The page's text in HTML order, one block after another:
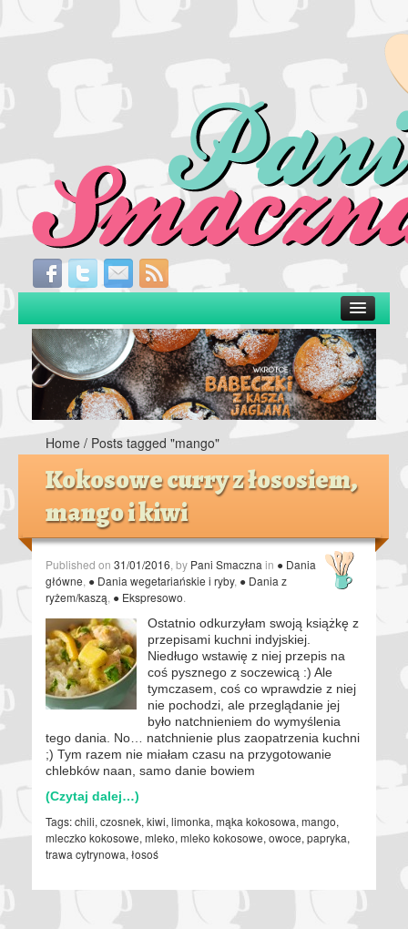
Home / Posts tagged "mango"
Kokosowe curry z łososiem,
mango i kiwi
Published on 31/01/2016 , by Pani Smaczna in ● Dania
główne ● Dania wegetariańskie i ryby, ● Dania z
ryżem/kaszą ● Ekspresowo
Ostatnio odkurzyłam swoją książkę z
przepisami kuchni indyjskiej.
Niedługo wstawię z niej przepis na
coś pysznego z soczewicą :) Ale
tymczasem, coś co wprawdzie z niej
nie pochodzi, ale przeglądanie jej
było natchnieniem do wymyślenia
tego dania. No… natchnienie plus zaopatrzenia kuchni
;) Tym razem nie miałam czasu na przygotowanie
chlebków naan, samo danie bowiem
(Czytaj dalej…)
Tags:chili, czosnek, kiwi, limonka, mąka kokosowa, mango,
mleczko kokosowe, mleko, mleko kokosowe, owoce, papryka,
trawa cytrynowa, łosoś